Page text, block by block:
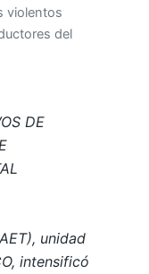
violentos
del
DE
unidad
intensificó